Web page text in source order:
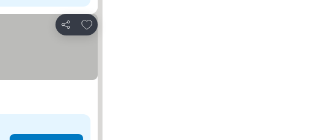
Compartir
Añadir a favoritos